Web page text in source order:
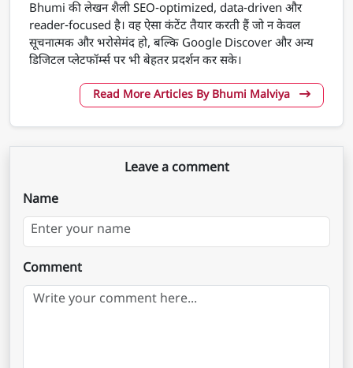
Bhumi की लेखन शैली SEO-optimized, data-driven और
reader-focused है। वह ऐसा कंटेंट तैयार करती हैं जो न केवल
सूचनात्मक और भरोसेमंद हो, बल्कि Google Discover और अन्य
डिजिटल प्लेटफॉर्म्स पर भी बेहतर प्रदर्शन कर सके।
Read More Articles By Bhumi Malviya
Leave a comment
Name
Comment